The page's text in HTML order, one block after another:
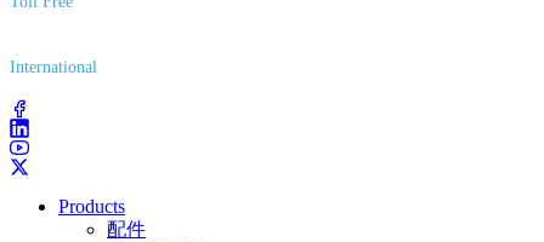
International
Products
配件